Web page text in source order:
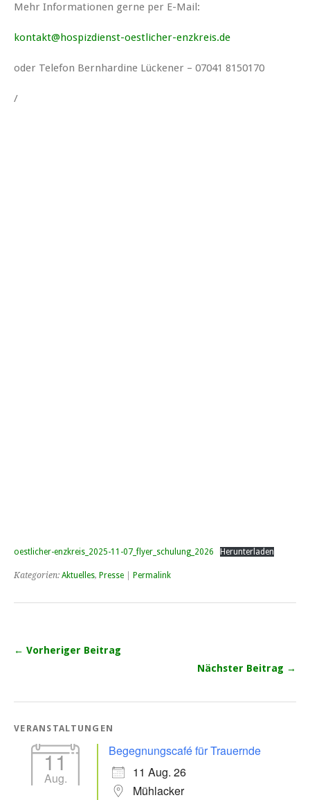
Mehr Informationen gerne per E-Mail:
kontakt@hospizdienst-oestlicher-enzkreis.de
oder Telefon Bernhardine Lückener – 07041 8150170
/
oestlicher-enzkreis_2025-11-07_flyer_schulung_2026 Herunterladen
Kategorien: Aktuelles, Presse Permalink
← Vorheriger Beitrag
Nächster Beitrag →
VERANSTALTUNGEN
11
Aug.
Begegnungscafé für Trauernde
11 Aug. 26
Mühlacker